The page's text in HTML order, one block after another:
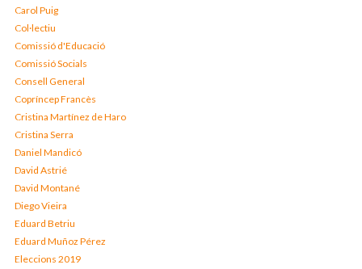
Carol Puig
Col·lectiu
Comissió d'Educació
Comissió Socials
Consell General
Copríncep Francès
Cristina Martínez de Haro
Cristina Serra
Daniel Mandicó
David Astrié
David Montané
Diego Vieira
Eduard Betriu
Eduard Muñoz Pérez
Eleccions 2019